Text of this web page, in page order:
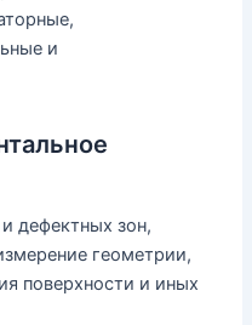
и
дефектных зон,
геометрии,
поверхности и иных